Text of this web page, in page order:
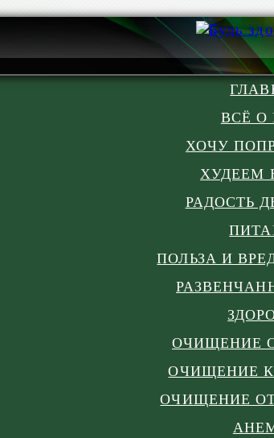
ВСЁ О
ХОЧУ
ХУДЕЕМ
РАДОСТЬ
ПОЛЬЗА И
ОЧИЩЕНИЕ
ОЧИЩЕНИЕ
ОЧИЩЕНИЕ